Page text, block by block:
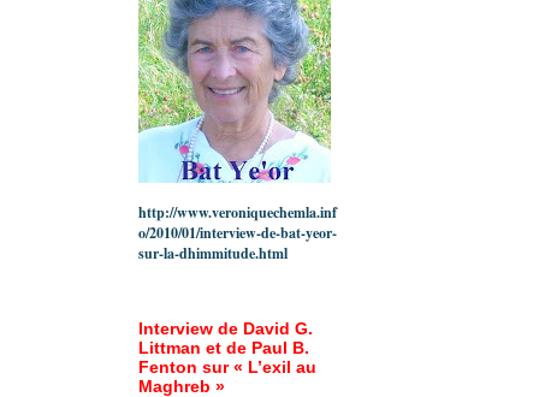
http://www.veroniquechemla.inf
o/2010/01/interview-de-bat-yeor-
sur-la-dhimmitude.html
Interview de David G.
Littman et de Paul B.
Fenton sur « L’exil au
Maghreb »